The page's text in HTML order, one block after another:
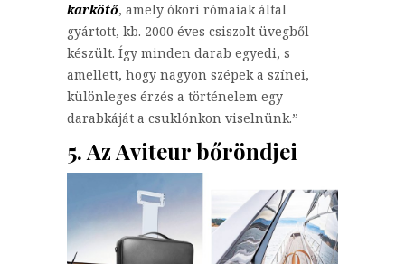
karkötő, amely ókori rómaiak által
gyártott, kb. 2000 éves csiszolt üvegből
készült. Így minden darab egyedi, s
amellett, hogy nagyon szépek a színei,
különleges érzés a történelem egy
darabkáját a csuklónkon viselnünk.”
5. Az Aviteur bőröndjei